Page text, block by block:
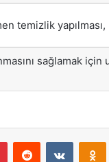
temizlik
sağlamak için
PinterestReddit